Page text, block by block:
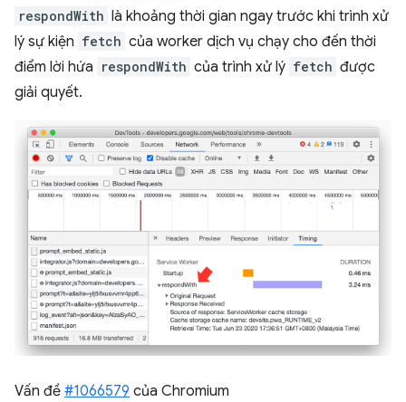
respondWith là khoảng thời gian ngay trước khi trình xử
lý sự kiện fetch của worker dịch vụ chạy cho đến thời
điểm lời hứa respondWith của trình xử lý fetch được
giải quyết.
Vấn đề #1066579 của Chromium